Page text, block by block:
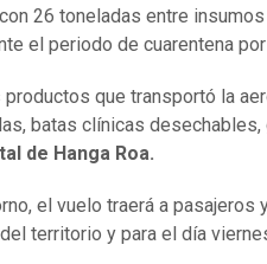
26 toneladas entre
el periodo de cuarentena
productos que transportó la
batas clínicas
de Hanga Roa.
el vuelo traerá a
territorio y para el día